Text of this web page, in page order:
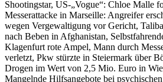
Shootingstar, US-„Vogue“: Chloe Malle
Messerattacke in Marseille: Angreifer
wegen Vergewaltigung vor Gericht,
nach Beben in Afghanistan,
Klagenfurt rote Ampel, Mann durch
verletzt, Pkw stürzte in Steiermark über
Drogen im Wert von 2,5 Mio. Euro in
Mangelnde Hilfsangebote bei